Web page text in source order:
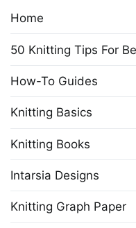
Home
50 Knitting Tips For
How-To Guides
Knitting Basics
Knitting Books
Intarsia Designs
Knitting Graph Paper